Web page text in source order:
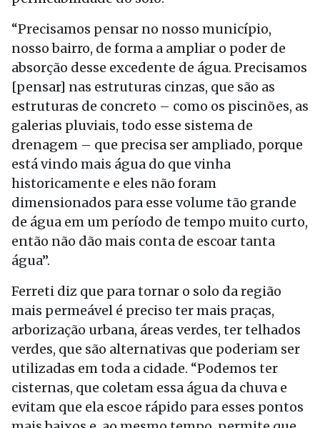
“Precisamos pensar no nosso município,
nosso bairro, de forma a ampliar o poder de
absorção desse excedente de água. Precisamos
[pensar] nas estruturas cinzas, que são as
estruturas de concreto – como os piscinões, as
galerias pluviais, todo esse sistema de
drenagem – que precisa ser ampliado, porque
está vindo mais água do que vinha
historicamente e eles não foram
dimensionados para esse volume tão grande
de água em um período de tempo muito curto,
então não dão mais conta de escoar tanta
água”.
Ferreti diz que para tornar o solo da região
mais permeável é preciso ter mais praças,
arborização urbana, áreas verdes, ter telhados
verdes, que são alternativas que poderiam ser
utilizadas em toda a cidade. “Podemos ter
cisternas, que coletam essa água da chuva e
evitam que ela escoe rápido para esses pontos